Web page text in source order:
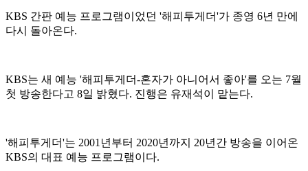
KBS 간판 예능 프로그램이었던 '해피투게더'가 종영 6년 만에
다시 돌아온다.
KBS는 새 예능 '해피투게더-혼자가 아니어서 좋아'를 오는 7월
첫 방송한다고 8일 밝혔다. 진행은 유재석이 맡는다.
'해피투게더'는 2001년부터 2020년까지 20년간 방송을 이어온
KBS의 대표 예능 프로그램이다.